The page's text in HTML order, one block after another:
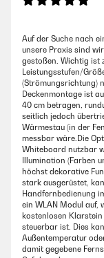
Auf der Suche nach
unsere Praxis sind
gestoßen. Wichtig ist
Leistungsstufen/
(Strömungsrichtung)
Deckenmontage ist
40 cm betragen,
seitlich jedoch
Wärmestau (in der
messbar wäre.Die
Whiteboard nutzbar
Illumination (Farben
höchst dekorative
stark ausgerüstet,
Handfernbedienung
ein WLAN Modul auf,
kostenlosen
steuerbar ist. Dies
Außentemperatur
damit gegebene